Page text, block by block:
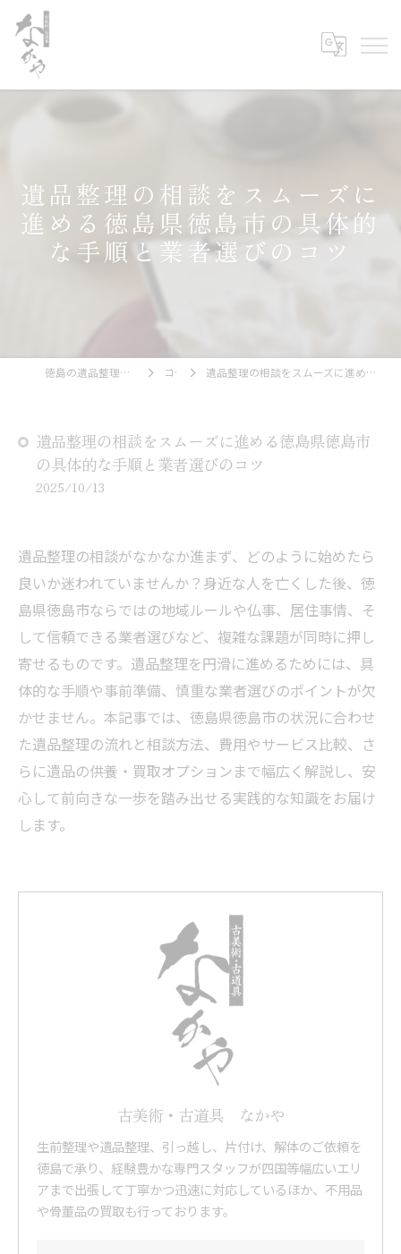
遺品整理の相談をスムーズに
進める徳島県徳島市の具体的
な手順と業者選びのコツ
徳島の遺品整理なら古美術・古道具 なかや コラム 遺品整理の相談をスムーズに進める徳島県徳島市の具体的な手順と業者選びのコツ
遺品整理の相談をスムーズに進める徳島県徳島市
の具体的な手順と業者選びのコツ
2025/10/13
遺品整理の相談がなかなか進まず、どのように始めたら
良いか迷われていませんか？身近な人を亡くした後、徳
島県徳島市ならではの地域ルールや仏事、居住事情、そ
して信頼できる業者選びなど、複雑な課題が同時に押し
寄せるものです。遺品整理を円滑に進めるためには、具
体的な手順や事前準備、慎重な業者選びのポイントが欠
かせません。本記事では、徳島県徳島市の状況に合わせ
た遺品整理の流れと相談方法、費用やサービス比較、さ
らに遺品の供養・買取オプションまで幅広く解説し、安
心して前向きな一歩を踏み出せる実践的な知識をお届け
します。
古美術・古道具 なかや
生前整理や遺品整理、引っ越し、片付け、解体のご依頼を
徳島で承り、経験豊かな専門スタッフが四国等幅広いエリ
アまで出張して丁寧かつ迅速に対応しているほか、不用品
や骨董品の買取も行っております。